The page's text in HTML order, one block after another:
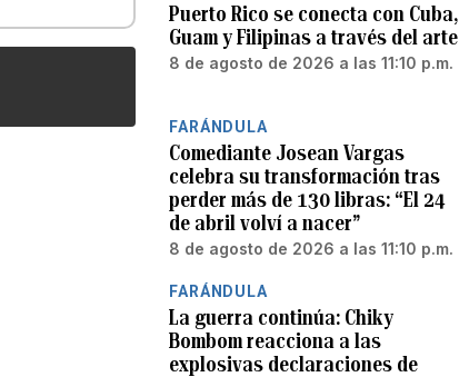
Puerto Rico se conecta con Cuba,
Guam y Filipinas a través del arte
8 de agosto de 2026 a las 11:10 p.m.
FARÁNDULA
Comediante Josean Vargas
celebra su transformación tras
perder más de 130 libras: “El 24
de abril volví a nacer”
8 de agosto de 2026 a las 11:10 p.m.
FARÁNDULA
La guerra continúa: Chiky
Bombom reacciona a las
explosivas declaraciones de